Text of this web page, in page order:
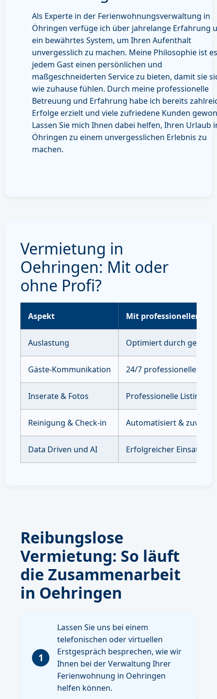
Als Experte in der Ferienwohnungsverwaltung in
Öhringen verfüge ich über jahrelange Erfahrung
ein bewährtes System, um Ihren Aufenthalt
unvergesslich zu machen. Meine Philosophie ist
jedem Gast einen persönlichen und
maßgeschneiderten Service zu bieten, damit sie
wie zuhause fühlen. Durch meine professionelle
Betreuung und Erfahrung habe ich bereits
Erfolge erzielt und viele zufriedene Kunden
Lassen Sie mich Ihnen dabei helfen, Ihren Urlaub
Öhringen zu einem unvergesslichen Erlebnis zu
machen.
Vermietung in
Oehringen: Mit oder
ohne Profi?
Aspekt Mit professioneller
Auslastung Optimiert durch
Gäste-Kommunikation 24/7 professioneller
Inserate & Fotos Professionelle Listings
Reinigung & Check-in Automatisiert &
Data Driven und AI Erfolgreicher Einsatz
Reibungslose
Vermietung: So läuft
die Zusammenarbeit
in Oehringen
1
Lassen Sie uns bei einem
telefonischen oder virtuellen
Erstgespräch besprechen, wie wir
Ihnen bei der Verwaltung Ihrer
Ferienwohnung in Oehringen
helfen können.